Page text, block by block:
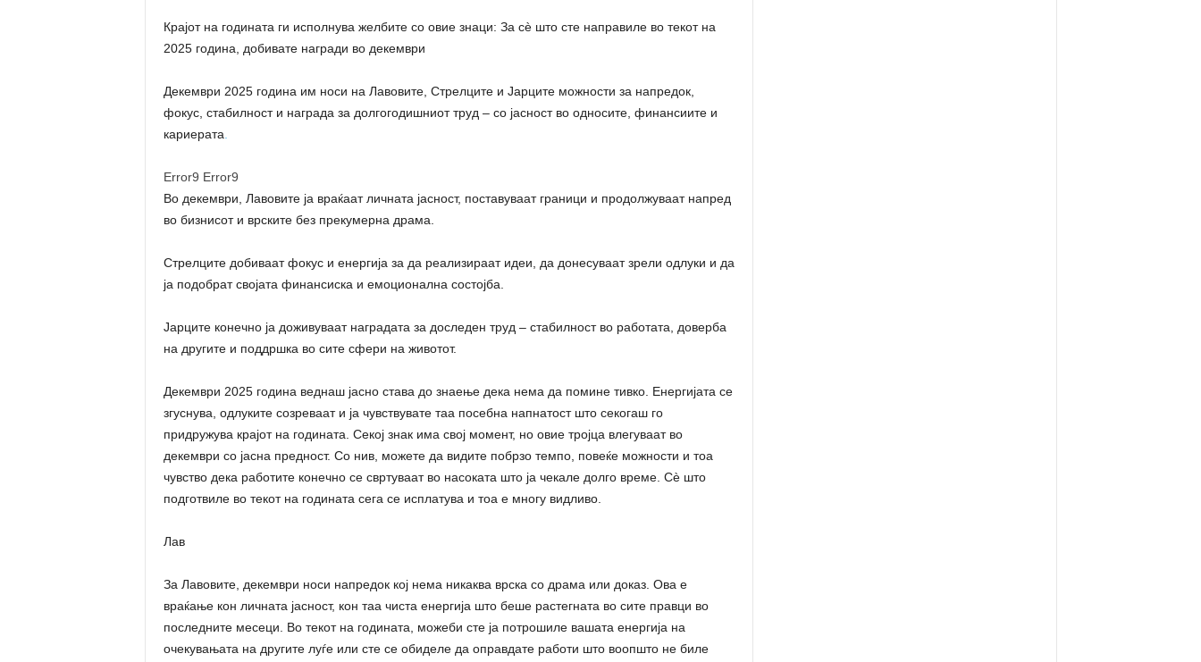
Крајот на годината ги исполнува желбите со овие знаци: За сè што сте направиле во текот на
2025 година, добивате награди во декември
Декември 2025 година им носи на Лавовите, Стрелците и Јарците можности за напредок,
фокус, стабилност и награда за долгогодишниот труд – со јасност во односите, финансиите и
кариерата
Error9 Error9
Во декември, Лавовите ја враќаат личната јасност, поставуваат граници и продолжуваат напред
во бизнисот и врските без прекумерна драма.
Стрелците добиваат фокус и енергија за да реализираат идеи, да донесуваат зрели одлуки и да
ја подобрат својата финансиска и емоционална состојба.
Јарците конечно ја доживуваат наградата за доследен труд – стабилност во работата, доверба
на другите и поддршка во сите сфери на животот.
Декември 2025 година веднаш јасно става до знаење дека нема да помине тивко. Енергијата се
згуснува, одлуките созреваат и ја чувствувате таа посебна напнатост што секогаш го
придружува крајот на годината. Секој знак има свој момент, но овие тројца влегуваат во
декември со јасна предност. Со нив, можете да видите побрзо темпо, повеќе можности и тоа
чувство дека работите конечно се свртуваат во насоката што ја чекале долго време. Сè што
подготвиле во текот на годината сега се исплатува и тоа е многу видливо.
Лав
За Лавовите, декември носи напредок кој нема никаква врска со драма или доказ. Ова е
враќање кон личната јасност, кон таа чиста енергија што беше растегната во сите правци во
последните месеци. Во текот на годината, можеби сте ја потрошиле вашата енергија на
очекувањата на другите луѓе или сте се обиделе да оправдате работи што воопшто не биле